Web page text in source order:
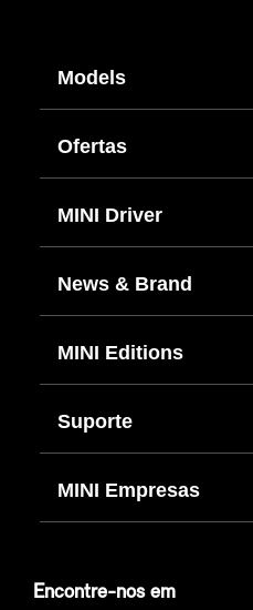
Models
Ofertas
MINI Driver
News & Brand
MINI Editions
Suporte
MINI Empresas
Encontre-nos em